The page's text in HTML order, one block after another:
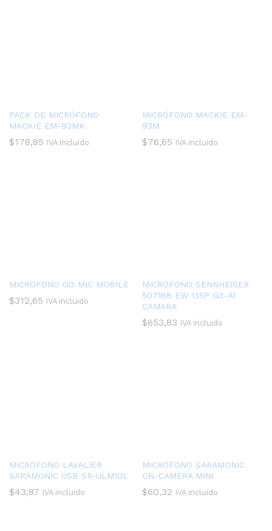
PACK DE MICRÓFONO
MACKIE EM-93MK
$178,85 IVA incluido
MICRÓFONO MACKIE EM-
93M
$76,65 IVA incluido
MICROFONO GO MIC MOBILE
$312,65 IVA incluido
MICROFONO SENNHEISER
507168 EW 135P G3-A1
CAMARA
$653,83 IVA incluido
MICRÓFONO LAVALIER
SARAMONIC USB SR-ULM10L
$43,87 IVA incluido
MICRÓFONO SARAMONIC
ON-CAMERA MINI
$60,32 IVA incluido